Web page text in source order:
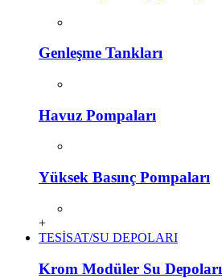
Genleşme Tankları
Havuz Pompaları
Yüksek Basınç Pompaları
+
TESİSAT/SU DEPOLARI
Krom Modüler Su Depoları